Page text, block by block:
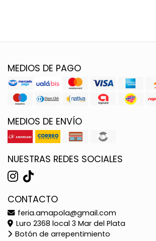
MEDIOS DE PAGO
MEDIOS DE ENVÍO
NUESTRAS REDES SOCIALES
CONTACTO
feria.amapola@gmail.com
Luro 2368 local 3 Mar del Plata
Botón de arrepentimiento